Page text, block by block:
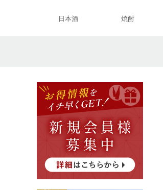
日本酒 焼酎